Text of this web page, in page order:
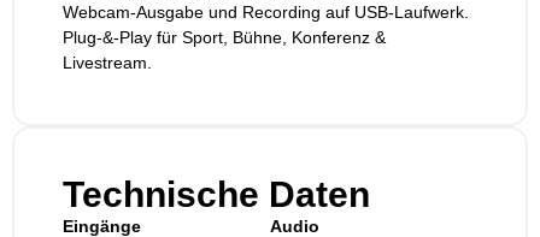
Webcam-Ausgabe und Recording auf USB-Laufwerk.
Plug-&-Play für Sport, Bühne, Konferenz &
Livestream.
Technische Daten
Eingänge
Audio